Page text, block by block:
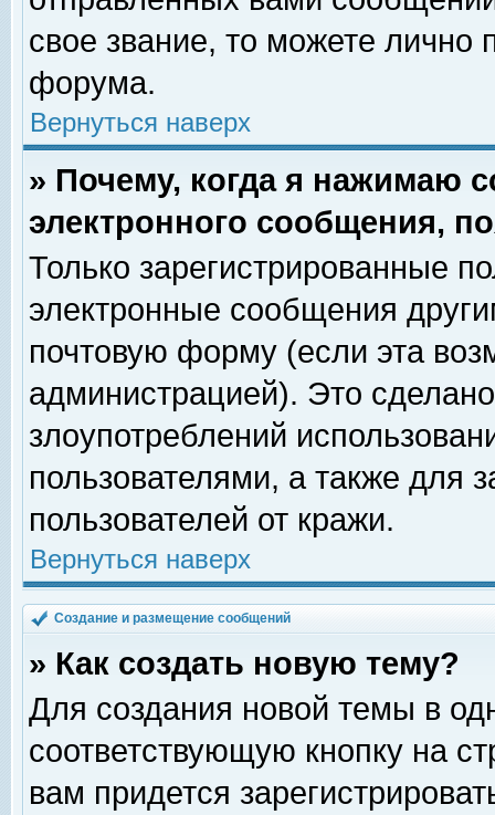
свое звание, то можете лично
форума.
Вернуться наверх
» Почему, когда я нажимаю
электронного сообщения,
Только зарегистрированные
электронные сообщения
почтовую форму (если эта
администрацией). Это
злоупотреблений
пользователями, а также для
пользователей от кражи.
Вернуться наверх
Создание и размещение сообщений
» Как создать новую тему?
Для создания новой темы в
соответствующую кнопку на
вам придется